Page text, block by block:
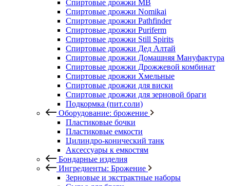
Спиртовые дрожжи MB
Спиртовые дрожжи Nomikai
Спиртовые дрожжи Pathfinder
Спиртовые дрожжи Puriferm
Спиртовые дрожжи Still Spirits
Спиртовые дрожжи Дед Алтай
Спиртовые дрожжи Домашняя Мануфактура
Спиртовые дрожжи Дрожжевой комбинат
Спиртовые дрожжи Хмельные
Спиртовые дрожжи для виски
Спиртовые дрожжи для зерновой браги
Подкормка (пит.соли)
Оборудование: брожение
Пластиковые бочки
Пластиковые емкости
Цилиндро-конический танк
Аксессуары к емкостям
Бондарные изделия
Ингредиенты: Брожение
Зерновые и экстрактные наборы